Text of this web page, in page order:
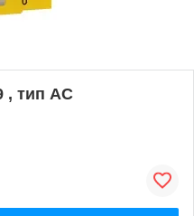
, тип АС